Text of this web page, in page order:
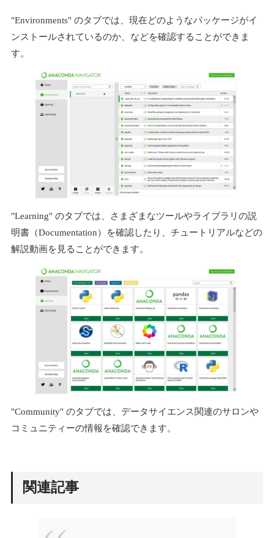
"Environments" のタブでは、現在どのようなパッケージがイ
ンストールされているのか、などを確認することができま
す。
"Learning" のタブでは、さまざまなツールやライブラリの説
明書（Documentation）を確認したり、チュートリアルなどの
解説動画を見ることができます。
"Community" のタブでは、データサイエンス関連のサロンや
コミュニティーの情報を確認できます。
関連記事